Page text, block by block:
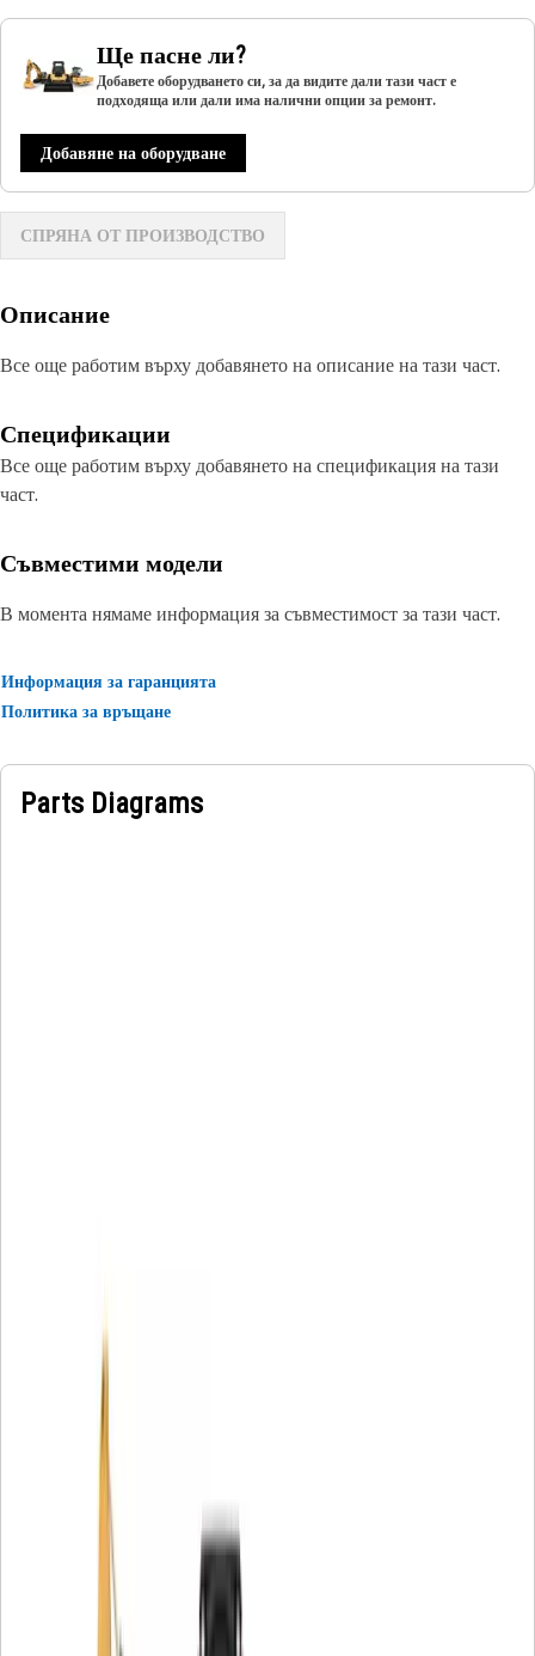
Ще пасне ли?
Добавете оборудването си, за да видите дали тази част е
подходяща или дали има налични опции за ремонт.
Добавяне на оборудване
СПРЯНА ОТ ПРОИЗВОДСТВО
Описание
Все още работим върху добавянето на описание на тази част.
Спецификации
Все още работим върху добавянето на спецификация на тази
част.
Съвместими модели
В момента нямаме информация за съвместимост за тази част.
Информация за гаранцията
Политика за връщане
Parts Diagrams